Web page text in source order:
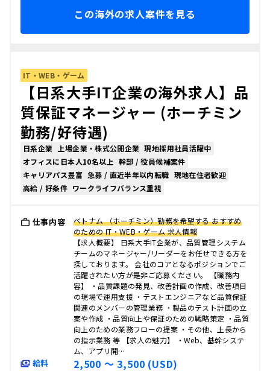
この海外の求人案件を見る
IT・WEB・ゲーム
【日系大手IT企業の海外求人】品
質保証マネージャー (ホーチミン
勤務/好待遇)
日系企業 上場企業・株式公開企業 現地採用社員活躍中
オフィスに日本人10名以上 幹部 / 役員候補案件
キャリアパス豊富 急募 / 直近半年以内転職 現地在住者歓迎
高給 / 好条件 ワークライフバランス重視
仕事内容
ベトナム （ホーチミン）勤務を希望する おすすめ
のための IT・WEB・ゲーム 求人情報
【求人概要】 日系大手IT企業が、品質管理システム
チームのマネージャー/リーダーをお任せできる方を
探しております。 会社のコアとなるポジションでご
活躍されたい方が是非ご応募ください。 【職務内
容】 ・品質課題の発見、改善計画の作成、改善項目
の現場で運用支援 ・テストエンジニアなど品質保証
関連のメンバーの管理業務 ・製品のテスト計画の立
案や作成 ・品質向上や保証のための戦略策定 ・品質
向上のための業務フローの提案 ・その他、上長から
の指示業務 等 【求人の魅力】 ・Web、基幹システ
ム、アプリ開…
給料 2,500 〜 3,500 (USD)